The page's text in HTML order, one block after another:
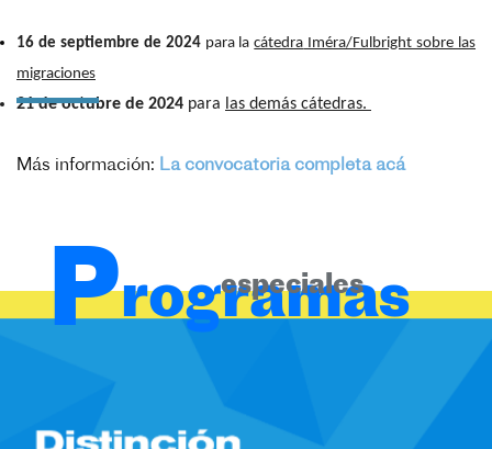
16 de septiembre de 2024 para lacátedra Iméra/Fulbright sobre las
migraciones
21 de octubre de 2024 para las demás cátedras.
Más información: La convocatoria completa acá
Programas
especiales